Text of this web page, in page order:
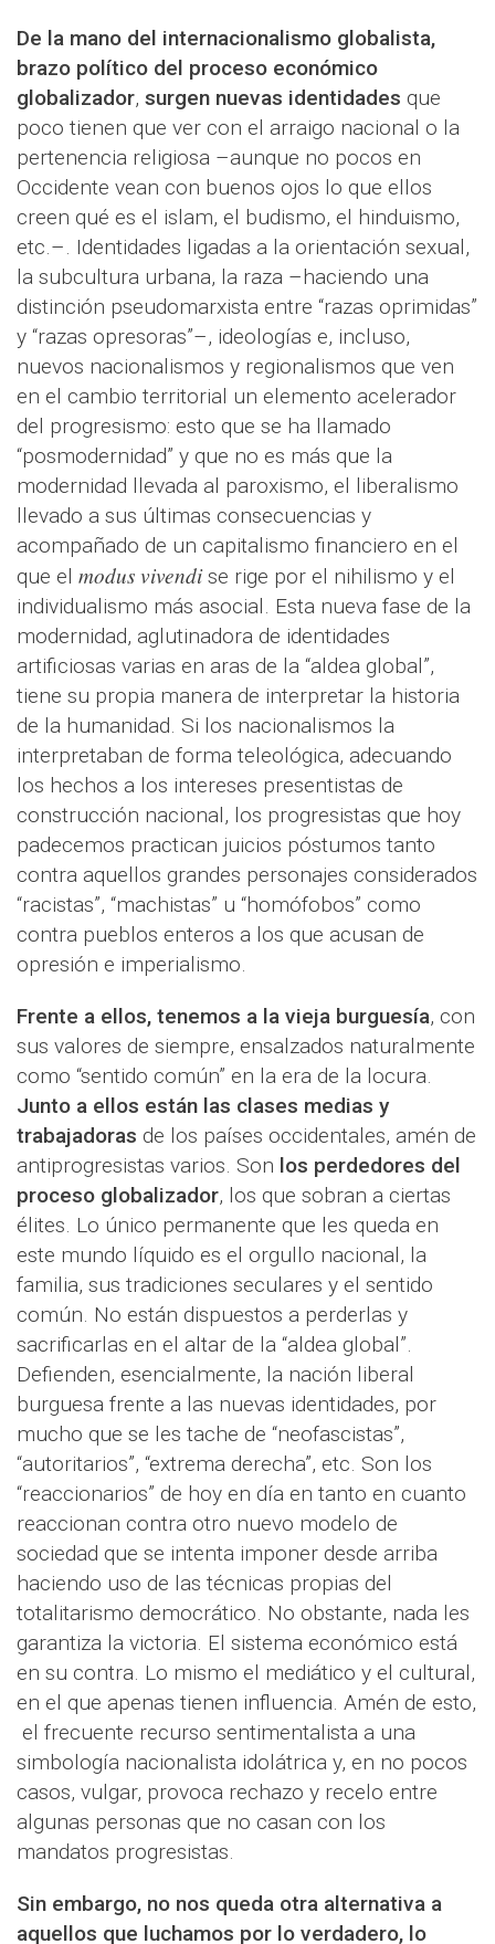
De la mano del internacionalismo globalista,
brazo político del proceso económico
globalizador, surgen nuevas identidades que
poco tienen que ver con el arraigo nacional o la
pertenencia religiosa –aunque no pocos en
Occidente vean con buenos ojos lo que ellos
creen qué es el islam, el budismo, el hinduismo,
etc.–. Identidades ligadas a la orientación sexual,
la subcultura urbana, la raza –haciendo una
distinción pseudomarxista entre “razas oprimidas”
y “razas opresoras”–, ideologías e, incluso,
nuevos nacionalismos y regionalismos que ven
en el cambio territorial un elemento acelerador
del progresismo: esto que se ha llamado
“posmodernidad” y que no es más que la
modernidad llevada al paroxismo, el liberalismo
llevado a sus últimas consecuencias y
acompañado de un capitalismo financiero en el
que el modus vivendi se rige por el nihilismo y el
individualismo más asocial. Esta nueva fase de la
modernidad, aglutinadora de identidades
artificiosas varias en aras de la “aldea global”,
tiene su propia manera de interpretar la historia
de la humanidad. Si los nacionalismos la
interpretaban de forma teleológica, adecuando
los hechos a los intereses presentistas de
construcción nacional, los progresistas que hoy
padecemos practican juicios póstumos tanto
contra aquellos grandes personajes considerados
“racistas”, “machistas” u “homófobos” como
contra pueblos enteros a los que acusan de
opresión e imperialismo.
Frente a ellos, tenemos a la vieja burguesía, con
sus valores de siempre, ensalzados naturalmente
como “sentido común” en la era de la locura.
Junto a ellos están las clases medias y
trabajadoras de los países occidentales, amén de
antiprogresistas varios. Son los perdedores del
proceso globalizador, los que sobran a ciertas
élites. Lo único permanente que les queda en
este mundo líquido es el orgullo nacional, la
familia, sus tradiciones seculares y el sentido
común. No están dispuestos a perderlas y
sacrificarlas en el altar de la “aldea global”.
Defienden, esencialmente, la nación liberal
burguesa frente a las nuevas identidades, por
mucho que se les tache de “neofascistas”,
“autoritarios”, “extrema derecha”, etc. Son los
“reaccionarios” de hoy en día en tanto en cuanto
reaccionan contra otro nuevo modelo de
sociedad que se intenta imponer desde arriba
haciendo uso de las técnicas propias del
totalitarismo democrático. No obstante, nada les
garantiza la victoria. El sistema económico está
en su contra. Lo mismo el mediático y el cultural,
en el que apenas tienen influencia. Amén de esto,
el frecuente recurso sentimentalista a una
simbología nacionalista idolátrica y, en no pocos
casos, vulgar, provoca rechazo y recelo entre
algunas personas que no casan con los
mandatos progresistas.
Sin embargo, no nos queda otra alternativa a
aquellos que luchamos por lo verdadero, lo